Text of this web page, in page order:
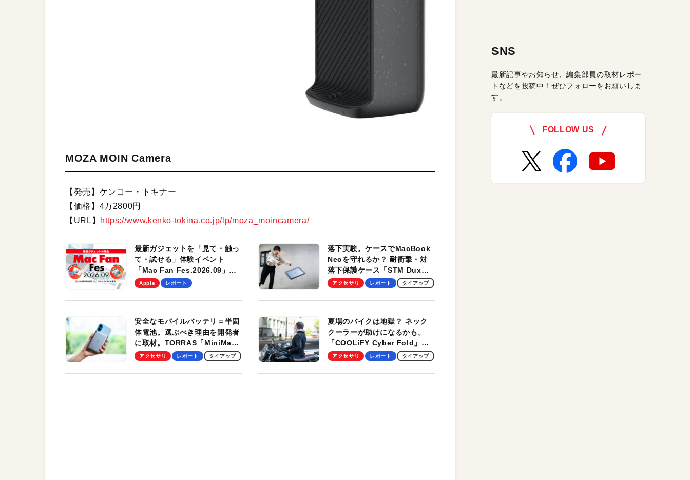
MOZA MOIN Camera
【発売】ケンコー・トキナー
【価格】4万2800円
【URL】
https://www.kenko-tokina.co.jp/lp/moza_moincamera/
最新ガジェットを「見て・触っ
て・試せる」体験イベント
「Mac Fan Fes.2026.09」
を、9月26日（土）に開催しま
Apple レポート
落下実験。ケースでMacBook
Neoを守れるか？ 耐衝撃・対
落下保護ケース「STM Dux
Ultra」を検証。学生、ビジネ
適！
アクセサリ レポート タイアップ
安全なモバイルバッテリ＝半固
体電池。選ぶべき理由を開発者
に取材。TORRAS「MiniMag
Pro」の実機レビューも
アクセサリ レポート タイアップ
夏場のバイクは地獄？ ネック
クーラーが助けになるかも。
「COOLiFY Cyber Fold」レ
ビュー。冷却の速さ、密着する
性がグッド！
アクセサリ レポート タイアップ
SNS
最新記事やお知らせ、編集部員の取材レポー
トなどを投稿中！ぜひフォローをお願いしま
す。
FOLLOW US